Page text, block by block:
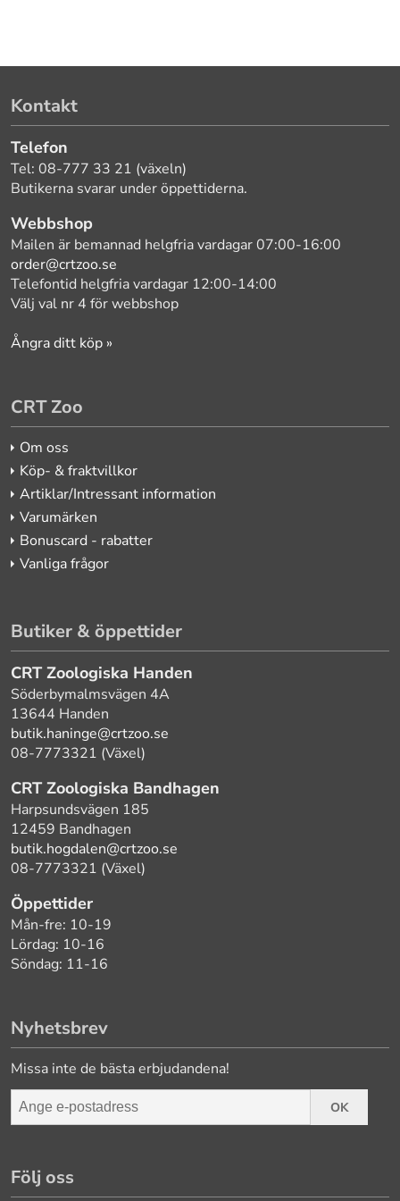
Kontakt
Telefon
Tel: 08-777 33 21 (växeln)
Butikerna svarar under öppettiderna.
Webbshop
Mailen är bemannad helgfria vardagar 07:00-16:00
order@crtzoo.se
Telefontid helgfria vardagar 12:00-14:00
Välj val nr 4 för webbshop
Ångra ditt köp »
CRT Zoo
Om oss
Köp- & fraktvillkor
Artiklar/Intressant information
Varumärken
Bonuscard - rabatter
Vanliga frågor
Butiker & öppettider
CRT Zoologiska Handen
Söderbymalmsvägen 4A
13644 Handen
butik.haninge@crtzoo.se
08-7773321 (Växel)
CRT Zoologiska Bandhagen
Harpsundsvägen 185
12459 Bandhagen
butik.hogdalen@crtzoo.se
08-7773321 (Växel)
Öppettider
Mån-fre: 10-19
Lördag: 10-16
Söndag: 11-16
Nyhetsbrev
Missa inte de bästa erbjudandena!
OK
Följ oss